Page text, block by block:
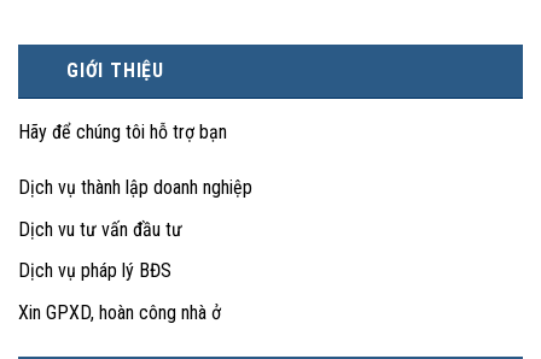
GIỚI THIỆU
Hãy để chúng tôi hỗ trợ bạn
Dịch vụ thành lập doanh nghiệp
Dịch vu tư vấn đầu tư
Dịch vụ pháp lý BĐS
Xin GPXD, hoàn công nhà ở